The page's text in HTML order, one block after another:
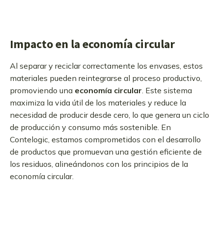
Impacto en la economía circular
Al separar y reciclar correctamente los envases, estos
materiales pueden reintegrarse al proceso productivo,
promoviendo una economía circular . Este sistema
maximiza la vida útil de los materiales y reduce la
necesidad de producir desde cero, lo que genera un ciclo
de producción y consumo más sostenible. En
Contelogic, estamos comprometidos con el desarrollo
de productos que promuevan una gestión eficiente de
los residuos, alineándonos con los principios de la
economía circular.